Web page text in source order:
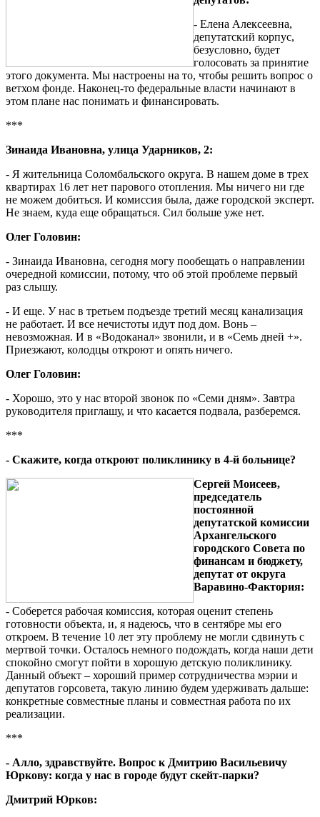
- Елена Алексеевна,
депутатский корпус,
безусловно, будет
голосовать за принятие
этого документа. Мы настроены на то, чтобы решить вопрос о
ветхом фонде. Наконец-то федеральные власти начинают в
этом плане нас понимать и финансировать.
***
Зинаида Ивановна, улица Ударников, 2:
- Я жительница Соломбальского округа. В нашем доме в трех
квартирах 16 лет нет парового отопления. Мы ничего ни где
не можем добиться. И комиссия была, даже городской эксперт.
Не знаем, куда еще обращаться. Сил больше уже нет.
Олег Головин:
- Зинаида Ивановна, сегодня могу пообещать о направлении
очередной комиссии, потому, что об этой проблеме первый
раз слышу.
- И еще. У нас в третьем подъезде третий месяц канализация
не работает. И все нечистоты идут под дом. Вонь –
невозможная. И в «Водоканал» звонили, и в «Семь дней +».
Приезжают, колодцы откроют и опять ничего.
Олег Головин:
- Хорошо, это у нас второй звонок по «Семи дням». Завтра
руководителя приглашу, и что касается подвала, разберемся.
***
- Скажите, когда откроют поликлинику в 4-й больнице?
Сергей Моисеев,
председатель
постоянной
депутатской комиссии
Архангельского
городского Совета по
финансам и бюджету,
депутат от округа
Варавино-Фактория:
- Соберется рабочая комиссия, которая оценит степень
готовности объекта, и, я надеюсь, что в сентябре мы его
откроем. В течение 10 лет эту проблему не могли сдвинуть с
мертвой точки. Осталось немного подождать, когда наши дети
спокойно смогут пойти в хорошую детскую поликлинику.
Данный объект – хороший пример сотрудничества мэрии и
депутатов горсовета, такую линию будем удерживать дальше:
конкретные совместные планы и совместная работа по их
реализации.
***
- Алло, здравствуйте. Вопрос к Дмитрию Васильевичу
Юркову: когда у нас в городе будут скейт-парки?
Дмитрий Юрков: